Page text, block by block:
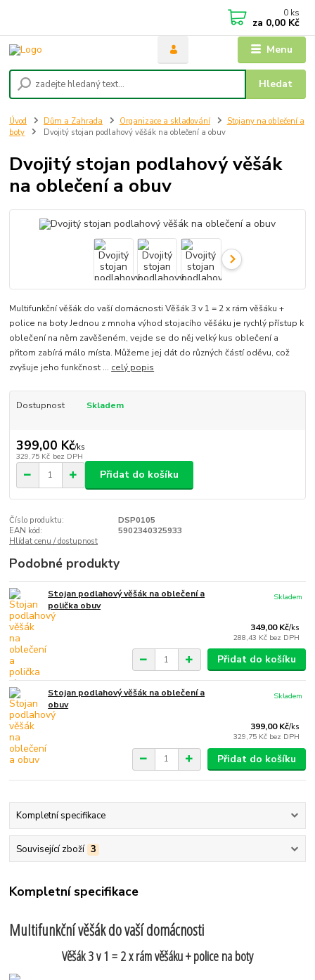
Menu
Hledat
0 ks
za 0,00 Kč
Úvod Dům a Zahrada Organizace a skladování
Stojany na oblečení a
boty
Dvojitý stojan podlahový věšák na oblečení a obuv
Dvojitý stojan podlahový věšák
na oblečení a obuv
Multifunkční věšák do vaší domácnosti Věšák 3 v 1 = 2 x rám věšáku +
police na boty Jednou z mnoha výhod stojacího věšáku je rychlý přístup k
oblečení na něm zavěšeném, vejde se do něj velký kus oblečení a
přitom zabírá málo místa. Můžeme jej dát do různých částí oděvu, což
zvyšuje jeho funkčnost ... celý popis
Dostupnost Skladem
399,00 Kč/ks
329,75 Kč bez DPH
Přidat do košíku
Číslo produktu:
DSP0105
EAN kód:
5902340325933
Hlídat cenu / dostupnost
Podobné produkty
Stojan podlahový věšák na oblečení a
polička obuv
349,00 Kč/ks
288,43 Kč bez DPH
Skladem
Přidat do košíku
Stojan podlahový věšák na oblečení a
obuv
399,00 Kč/ks
329,75 Kč bez DPH
Skladem
Přidat do košíku
Kompletní specifikace
Související zboží 3
Kompletní specifikace
Multifunkční věšák do vaší domácnosti
Věšák 3 v 1 = 2 x rám věšáku + police na boty